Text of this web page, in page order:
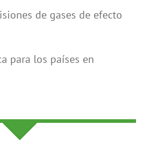
de gases de efecto
para los países en